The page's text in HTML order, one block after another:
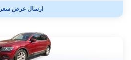
ارسال عرض سعر